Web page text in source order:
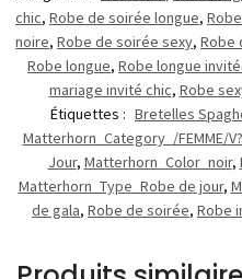
chic, Robe de soirée longue,
noire, Robe de soirée sexy, Robe
Robe longue, Robe longue
mariage invité chic, Robe
Étiquettes : Bretelles
Matterhorn_Category_/FEMME/
Jour, Matterhorn_Color_noir,
Matterhorn_Type_Robe de jour,
de gala, Robe de soirée, Robe